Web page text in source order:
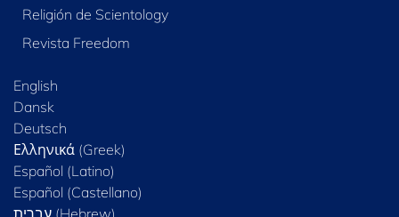
Religión de Scientology
Revista Freedom
English
Dansk
Deutsch
Ελληνικά (Greek)
Español (Latino)
Español (Castellano)